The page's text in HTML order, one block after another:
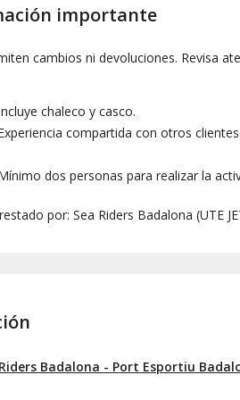
importante
cambios ni devoluciones. Revisa
chaleco y casco.
compartida con otros clientes.
dos personas para realizar la
por: Sea Riders Badalona (UTE
Badalona - Port Esportiu